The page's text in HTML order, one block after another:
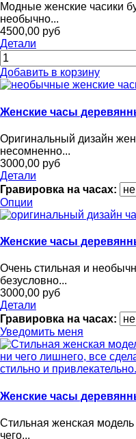
Модные женские часики
необычно...
4500,00 руб
Детали
Добавить в корзину
Женские часы
Оригинальный дизайн
несомненно...
3000,00 руб
Детали
Гравировка на часах:
Опции
Женские часы
Очень стильная и
безусловно...
3000,00 руб
Детали
Гравировка на часах:
Уведомить меня
Женские часы
Стильная женская
чего...